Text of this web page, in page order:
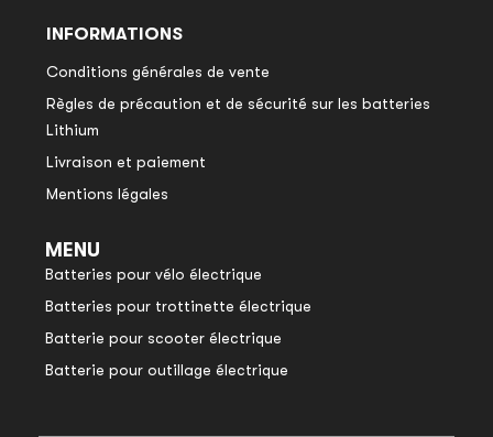
INFORMATIONS
Conditions générales de vente
Règles de précaution et de sécurité sur les batteries
Lithium
Livraison et paiement
Mentions légales
MENU
Batteries pour vélo électrique
Batteries pour trottinette électrique
Batterie pour scooter électrique
Batterie pour outillage électrique